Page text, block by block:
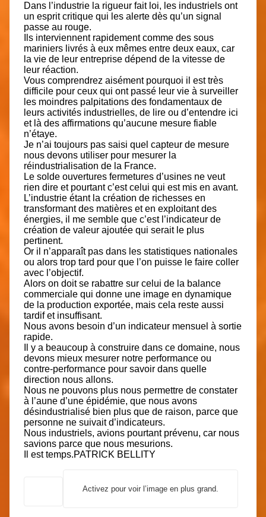
Dans l’industrie la rigueur fait loi, les industriels ont
un esprit critique qui les alerte dès qu’un signal
passe au rouge.
Ils interviennent rapidement comme des sous
mariniers livrés à eux mêmes entre deux eaux, car
la vie de leur entreprise dépend de la vitesse de
leur réaction.
Vous comprendrez aisément pourquoi il est très
difficile pour ceux qui ont passé leur vie à surveiller
les moindres palpitations des fondamentaux de
leurs activités industrielles, de lire ou d’entendre ici
et là des affirmations qu’aucune mesure fiable
n’étaye.
Je n’ai toujours pas saisi quel capteur de mesure
nous devons utiliser pour mesurer la
réindustrialisation de la France.
Le solde ouvertures fermetures d’usines ne veut
rien dire et pourtant c’est celui qui est mis en avant.
L’industrie étant la création de richesses en
transformant des matières et en exploitant des
énergies, il me semble que c’est l’indicateur de
création de valeur ajoutée qui serait le plus
pertinent.
Or il n’apparaît pas dans les statistiques nationales
ou alors trop tard pour que l’on puisse le faire coller
avec l’objectif.
Alors on doit se rabattre sur celui de la balance
commerciale qui donne une image en dynamique
de la production exportée, mais cela reste aussi
tardif et insuffisant.
Nous avons besoin d’un indicateur mensuel à sortie
rapide.
Il y a beaucoup à construire dans ce domaine, nous
devons mieux mesurer notre performance ou
contre-performance pour savoir dans quelle
direction nous allons.
Nous ne pouvons plus nous permettre de constater
à l’aune d’une épidémie, que nous avons
désindustrialisé bien plus que de raison, parce que
personne ne suivait d’indicateurs.
Nous industriels, avions pourtant prévenu, car nous
savions parce que nous mesurions.
Il est temps.PATRICK BELLITY
Activez pour voir l’image en plus grand.